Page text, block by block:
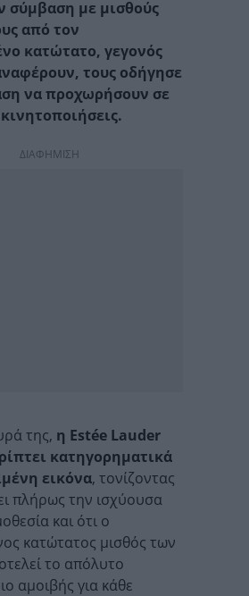
σύμβαση με μισθούς
από τον
κατώτατο, γεγονός
τους οδήγησε
να προχωρήσουν σε
ΔΙΑΦΗΜΙΣΗ
της, η Estée Lauder
κατηγορηματικά
εικόνα, τονίζοντας
πλήρως την ισχύουσα
και ότι ο
κατώτατος μισθός των
το απόλυτο
αμοιβής για κάθε